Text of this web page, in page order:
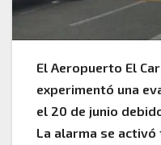
El Aeropuerto El
experimentó una
el 20 de junio
La alarma se